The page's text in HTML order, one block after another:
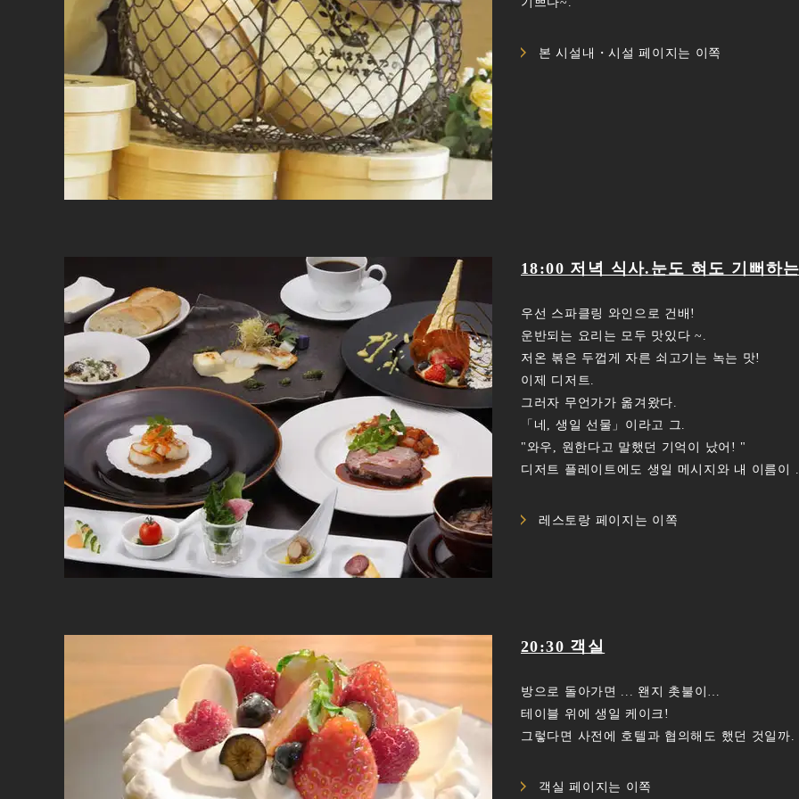
본 시설내・시설 페이지는 이쪽
18:00 저녁 식사.눈도 혀도 기뻐하
우선 스파클링 와인으로 건배!
운반되는 요리는 모두 맛있다 ~.
저온 볶은 두껍게 자른 쇠고기는 녹는 맛!
이제 디저트.
그러자 무언가가 옮겨왔다.
「네, 생일 선물」이라고 그.
"와우, 원한다고 말했던 기억이 났어! "
디저트 플레이트에도 생일 메시지와 내 이름이
레스토랑 페이지는 이쪽
20:30 객실
방으로 돌아가면 ... 왠지 촛불이…
테이블 위에 생일 케이크!
그렇다면 사전에 호텔과 협의해도 했던 것일까.
객실 페이지는 이쪽